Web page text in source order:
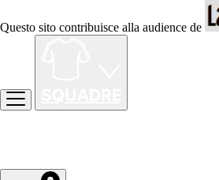
Questo sito contribuisce alla audience de